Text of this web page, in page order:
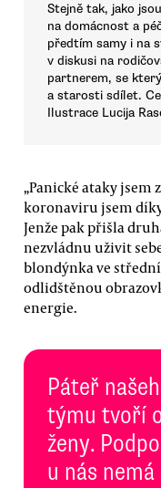
Stejně tak, jako
na domácnost a
předtím samy i na
v diskusi na
partnerem, se
a starosti sdílet.
Ilustrace Lucija
„Panické ataky jsem
koronaviru jsem
Jenže pak přišla
nezvládnu uživit
blondýnka ve
odlidštěnou
energie.
Páteř
týmu tvoří
ženy.
u nás